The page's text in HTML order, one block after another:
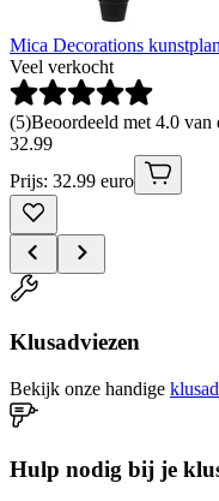
Mica Decorations
Veel verkocht
(5)Beoordeeld met 4.0 van
32.99
Prijs: 32.99 euro
Klusadviezen
Bekijk onze handige
Hulp nodig bij je